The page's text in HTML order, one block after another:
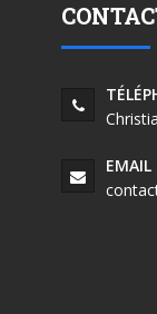
EMAIL